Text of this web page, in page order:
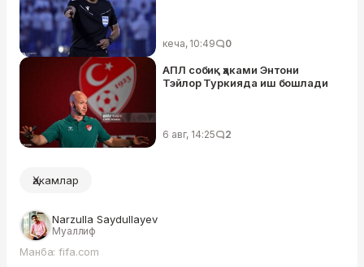
кеча, 10:49 0
АПЛ собиқ ҳаками Энтони
Тэйлор Туркияда иш бошлади
6 авг, 14:25 2
Ҳакамлар
Narzulla Saydullayev
Муаллиф
Манба: fifa.com